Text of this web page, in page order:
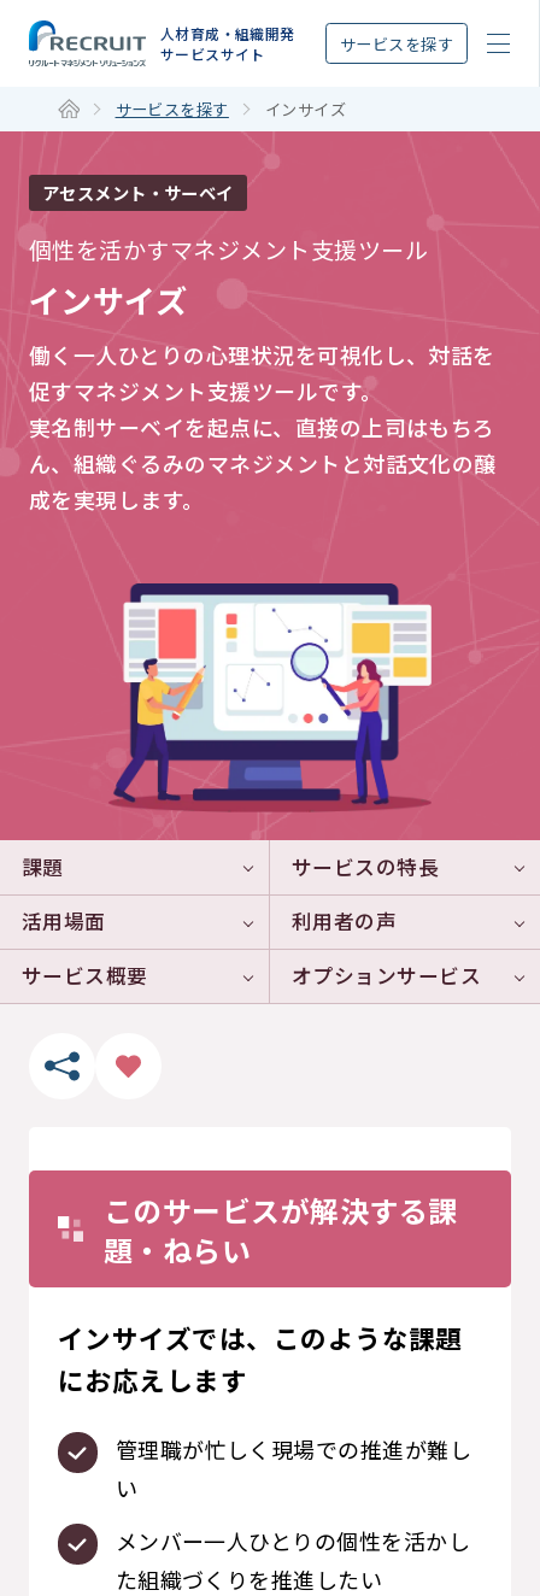
人材育成・組織開発
サービスサイト
サービスを探す
サービスを探す インサイズ
アセスメント・サーベイ
個性を活かすマネジメント支援ツール
インサイズ
働く一人ひとりの心理状況を可視化し、対話を
促すマネジメント支援ツールです。
実名制サーベイを起点に、直接の上司はもちろ
ん、組織ぐるみのマネジメントと対話文化の醸
成を実現します。
課題
サービスの特長
活用場面
利用者の声
サービス概要
オプションサービス
このサービスが解決する課
題・ねらい
インサイズでは、このような課題
にお応えします
管理職が忙しく現場での推進が難し
い
メンバー一人ひとりの個性を活かし
た組織づくりを推進したい